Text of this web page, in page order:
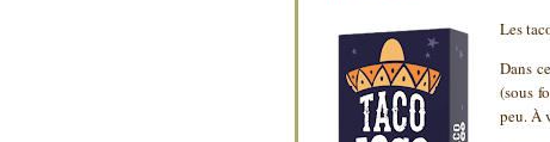
Les
Dans
(sous
peu. À